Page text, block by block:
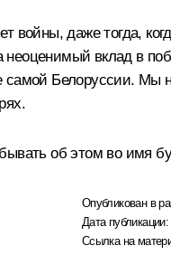
войны, даже тогда,
вклад в
самой Белоруссии. Мы
об этом во имя
Опубликован в
Дата публикации:
Ссылка на